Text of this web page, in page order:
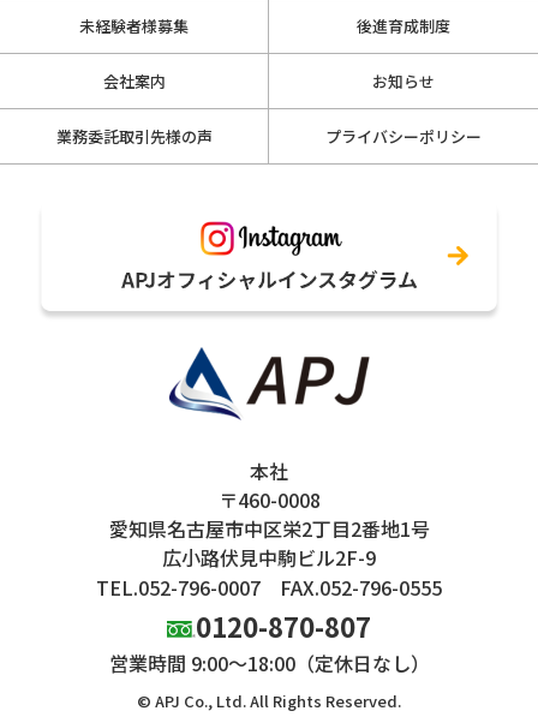
未経験者様募集 後進育成制度
会社案内 お知らせ
業務委託取引先様の声 プライバシーポリシー
本社
〒460-0008
愛知県名古屋市中区栄2丁目2番地1号
広小路伏見中駒ビル2F-9
TEL.052-796-0007 FAX.052-796-0555
0120-870-807
営業時間 9:00～18:00（定休日なし）
© APJ Co., Ltd. All Rights Reserved.